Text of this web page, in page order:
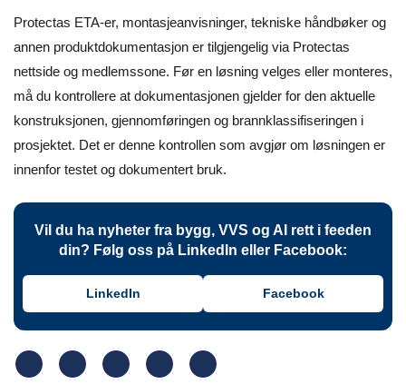
Protectas ETA-er, montasjeanvisninger, tekniske håndbøker og
annen produktdokumentasjon er tilgjengelig via Protectas
nettside og medlemssone. Før en løsning velges eller monteres,
må du kontrollere at dokumentasjonen gjelder for den aktuelle
konstruksjonen, gjennomføringen og brannklassifiseringen i
prosjektet. Det er denne kontrollen som avgjør om løsningen er
innenfor testet og dokumentert bruk.
Vil du ha nyheter fra bygg, VVS og AI rett i feeden
din? Følg oss på LinkedIn eller Facebook:
LinkedIn Facebook